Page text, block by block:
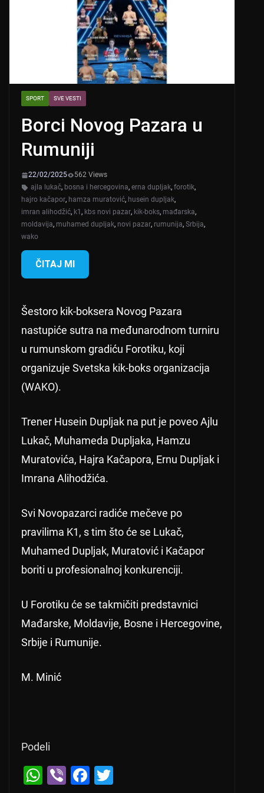
SPORT SVE VESTI
Borci Novog Pazara u
Rumuniji
22/02/2025
562 Views
ajla lukač, bosna i hercegovina, erna dupljak, forotik,
hajro kačapor, hamza muratović, husein dupljak,
imran alihodžić, k1 , kbs novi pazar, kik-boks, mađarska,
moldavija, muhamed dupljak, novi pazar, rumunija, Srbija,
wako
ČITAJ MI
Šestoro kik-boksera Novog Pazara
nastupiće sutra na međunarodnom turniru
u rumunskom gradiću Forotiku, koji
organizuje Svetska kik-boks organizacija
(WAKO).
Trener Husein Dupljak na put je poveo Ajlu
Lukač, Muhameda Dupljaka, Hamzu
Muratovića, Hajra Kačapora, Ernu Dupljak i
Imrana Alihodžića.
Svi Novopazarci radiće mečeve po
pravilima K1, s tim što će se Lukač,
Muhamed Dupljak, Muratović i Kačapor
boriti u profesionalnoj konkurenciji.
U Forotiku će se takmičiti predstavnici
Mađarske, Moldavije, Bosne i Hercegovine,
Srbije i Rumunije.
M. Minić
Podeli
W Vi F